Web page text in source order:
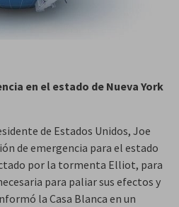
en el estado de Nueva York
de Estados Unidos, Joe
de emergencia para el estado
por la tormenta Elliot, para
para paliar sus efectos y
la Casa Blanca en un